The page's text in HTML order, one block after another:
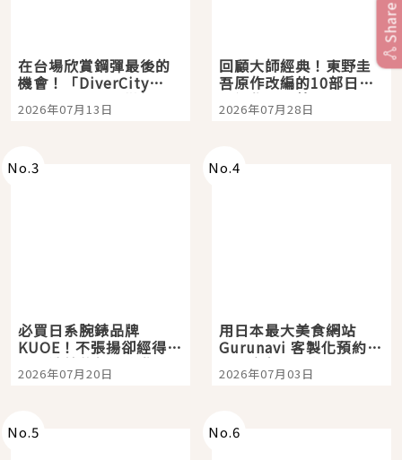
在台場欣賞鋼彈最後的
機會！「DiverCity
Tokyo Plaza」搭船、
購物、美食及夜景，一
2026年07月13日
回顧大師經典！東野圭
吾原作改編的10部日本
影視作品推薦
2026年07月28日
No.3
必買日系腕錶品牌
KUOE！不張揚卻經得起
時間洗鍊的經典之作五
選
2026年07月20日
No.4
用日本最大美食網站
Gurunavi 客製化預約九
大都市餐廳，打造專屬
美食體驗！
2026年07月03日
No.5 No.6
Share